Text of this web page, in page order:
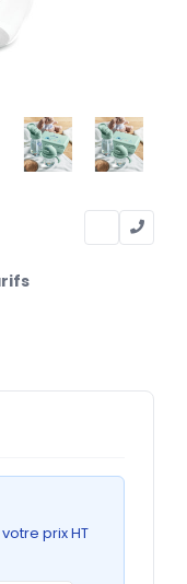
prix HT